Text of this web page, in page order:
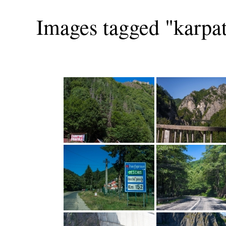
Images tagged